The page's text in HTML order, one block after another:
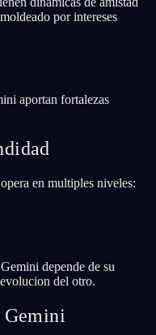
por intereses
aportan fortalezas
en multiples niveles:
depende de su
del otro.
Gemini